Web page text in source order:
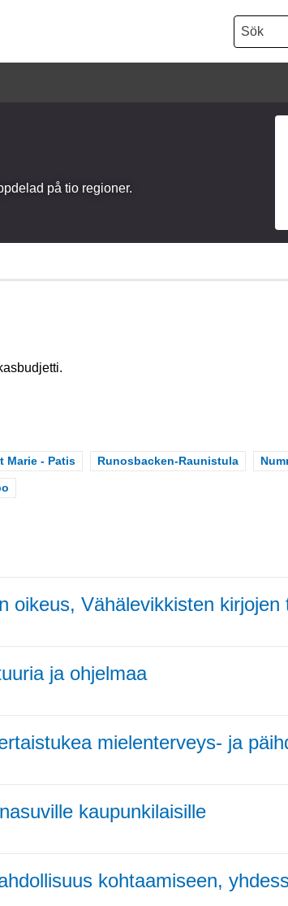
Sök
på tio regioner.
Marie - Patis Scope
Runosbacken-Raunistula
oikeus, Vähälevikkisten kirjojen
ja ohjelmaa
mielenterveys- ja
kaupunkilaisille
kohtaamiseen,